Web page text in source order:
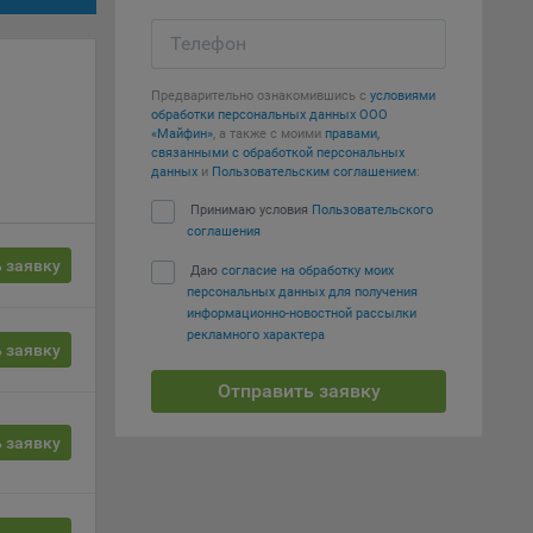
заявку
заявку
заявку
Телефон
Предварительно ознакомившись с условиями
обработки персональных данных ООО
«Майфин», а также с моими правами,
связанными с обработкой персональных
данных и Пользовательским соглашением:
Принимаю условия Пользовательского
соглашения
Даю согласие на обработку моих
персональных данных для получения
информационно-новостной рассылки
рекламного характера
Отправить заявку